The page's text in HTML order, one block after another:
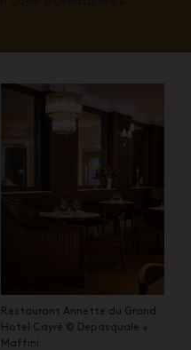
Restaurant Annette du Grand
Hotel Cayré © Depasquale +
Maffini